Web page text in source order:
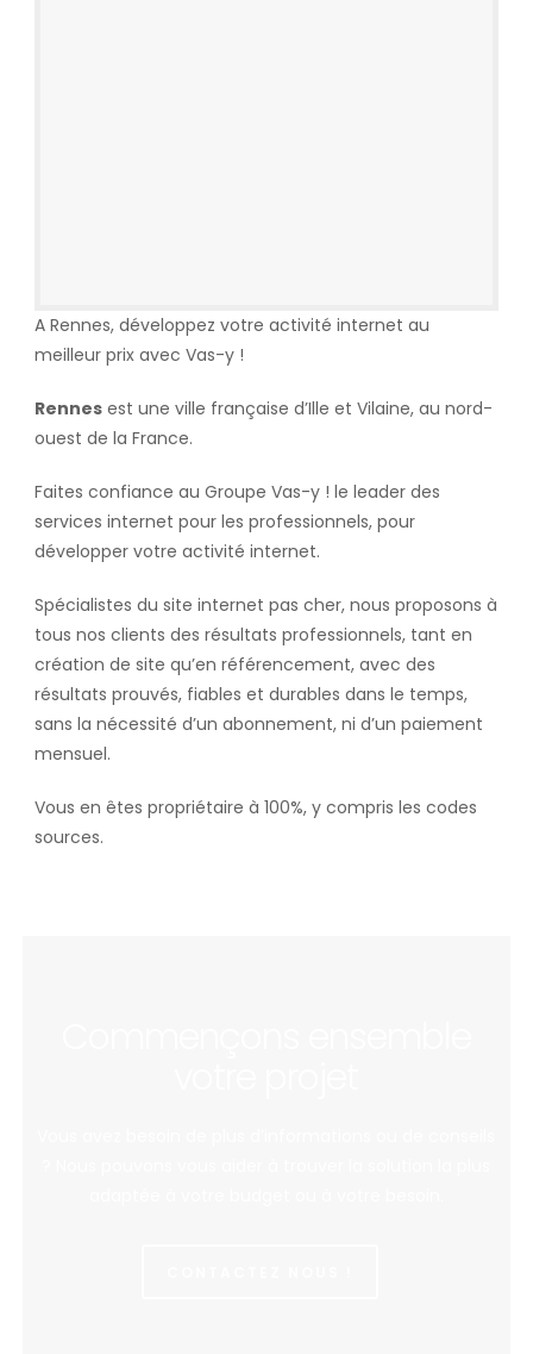
A Rennes, développez votre activité internet au
meilleur prix avec Vas-y !
Rennesest une ville française d’Ille et Vilaine, au nord-
ouest de la France.
Faites confiance au Groupe Vas-y ! le leader des
services internet pour les professionnels, pour
développer votre activité internet.
Spécialistes du site internet pas cher, nous proposons à
tous nos clients des résultats professionnels, tant en
création de site qu’en référencement, avec des
résultats prouvés, fiables et durables dans le temps,
sans la nécessité d’un abonnement, ni d’un paiement
mensuel.
Vous en êtes propriétaire à 100%, y compris les codes
sources.